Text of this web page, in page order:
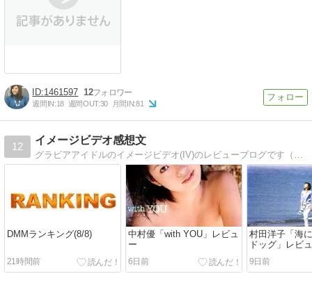
1461597 12
週間IN:18 週間OUT:30 月間IN:81
12
イメージビデオ感想文
グラビアアイドルのイメージビデオ(IV)のレビューブログです（毎週月曜19時更新）
DMMランキング(8/8)
21時間前
中村優「with YOU」レビュ
ー
6日前
村田洋子「海
ドッグ」レビ
9日前